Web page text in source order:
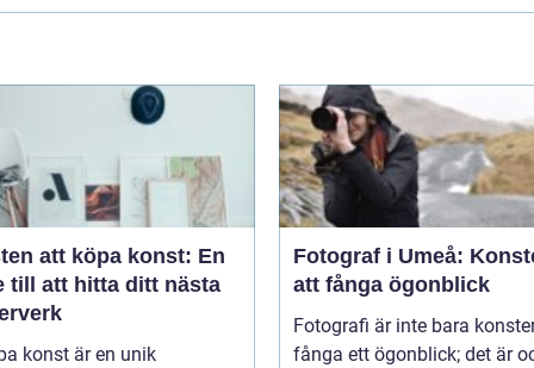
att köpa konst: En
till att hitta ditt nästa
konst är en unik
Fotograf i Umeå:
att fånga ögonblick
Fotografi är inte bara
fånga ett ögonblick; det är